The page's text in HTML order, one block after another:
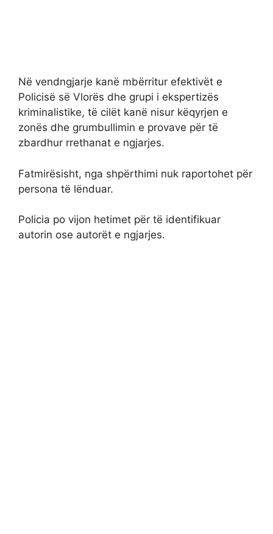
Në vendngjarje kanë mbërritur efektivët e
Policisë së Vlorës dhe grupi i ekspertizës
kriminalistike, të cilët kanë nisur këqyrjen e
zonës dhe grumbullimin e provave për të
zbardhur rrethanat e ngjarjes.
Fatmirësisht, nga shpërthimi nuk raportohet për
persona të lënduar.
Policia po vijon hetimet për të identifikuar
autorin ose autorët e ngjarjes.